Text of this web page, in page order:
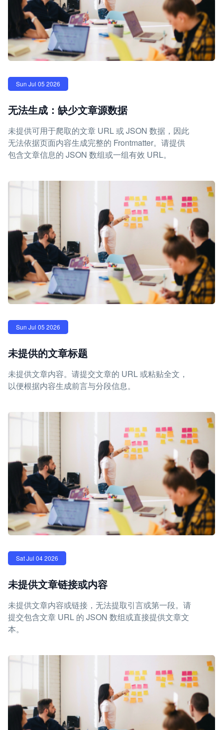
Sun Jul 05 2026
无法生成：缺少文章源数据
未提供可用于爬取的文章 URL 或 JSON 数据，因此
无法依据页面内容生成完整的 Frontmatter。请提供
包含文章信息的 JSON 数组或一组有效 URL。
Sun Jul 05 2026
未提供的文章标题
未提供文章内容。请提交文章的 URL 或粘贴全文，
以便根据内容生成前言与分段信息。
Sat Jul 04 2026
未提供文章链接或内容
未提供文章内容或链接，无法提取引言或第一段。请
提交包含文章 URL 的 JSON 数组或直接提供文章文
本。